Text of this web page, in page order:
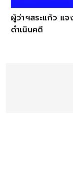
ผู้ว่าฯสระแก้ว แ
ดำเนินคดี